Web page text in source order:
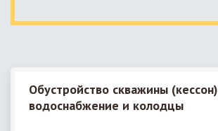
Обустройство скважины
водоснабжение и колодцы